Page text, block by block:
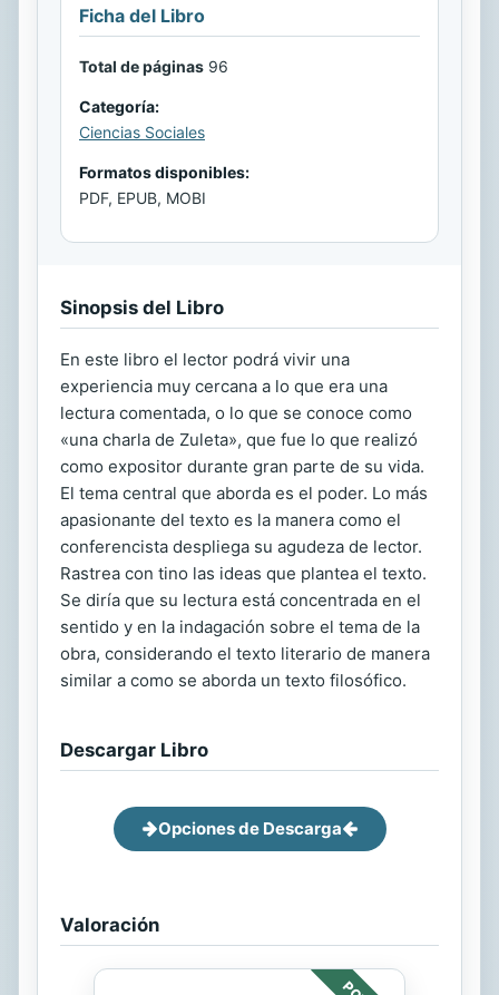
Ficha del Libro
Total de páginas 96
Categoría:
Ciencias Sociales
Formatos disponibles:
PDF, EPUB, MOBI
Sinopsis del Libro
En este libro el lector podrá vivir una
experiencia muy cercana a lo que era una
lectura comentada, o lo que se conoce como
«una charla de Zuleta», que fue lo que realizó
como expositor durante gran parte de su vida.
El tema central que aborda es el poder. Lo más
apasionante del texto es la manera como el
conferencista despliega su agudeza de lector.
Rastrea con tino las ideas que plantea el texto.
Se diría que su lectura está concentrada en el
sentido y en la indagación sobre el tema de la
obra, considerando el texto literario de manera
similar a como se aborda un texto filosófico.
Descargar Libro
Opciones de Descarga
Valoración